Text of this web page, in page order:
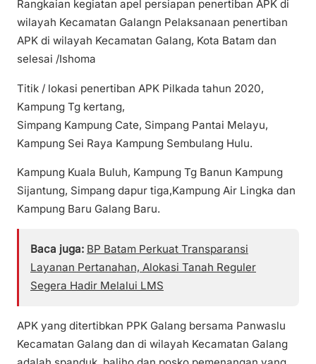
Rangkaian kegiatan apel persiapan penertiban APK di
wilayah Kecamatan Galangn Pelaksanaan penertiban
APK di wilayah Kecamatan Galang, Kota Batam dan
selesai /Ishoma
Titik / lokasi penertiban APK Pilkada tahun 2020,
Kampung Tg kertang,
Simpang Kampung Cate, Simpang Pantai Melayu,
Kampung Sei Raya Kampung Sembulang Hulu.
Kampung Kuala Buluh, Kampung Tg Banun Kampung
Sijantung, Simpang dapur tiga,Kampung Air Lingka dan
Kampung Baru Galang Baru.
Baca juga: BP Batam Perkuat Transparansi
Layanan Pertanahan, Alokasi Tanah Reguler
Segera Hadir Melalui LMS
APK yang ditertibkan PPK Galang bersama Panwaslu
Kecamatan Galang dan di wilayah Kecamatan Galang